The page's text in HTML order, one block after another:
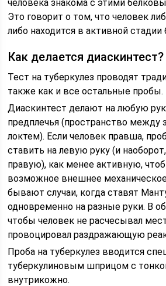
человека знакома с этими
Это говорит о том, что человек
либо находится в активной стадии
Как делается диаскинтест?
Тест на туберкулез проводят
также как и все остальные пробы.
Диаскинтест делают на любую
предплечья (пространство между
локтем). Если человек правша,
ставить на левую руку (и
правую), как менее активную,
возможное внешнее
бывают случаи, когда ставят
одновременно на разные руки. В
чтобы человек не расчесывал
провоцировал раздражающую
Проба на туберкулез вводится
туберкулиновым шприцом с
внутрикожно.